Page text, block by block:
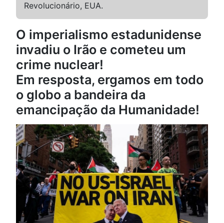
Revolucionário, EUA.
O imperialismo estadunidense
invadiu o Irão e cometeu um
crime nuclear!
Em resposta, ergamos em todo
o globo a bandeira da
emancipação da Humanidade!